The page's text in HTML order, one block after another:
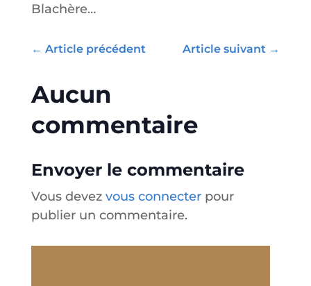
Blachère…
← Article précédent Article suivant →
Aucun
commentaire
Envoyer le commentaire
Vous devez vous connecterpour
publier un commentaire.